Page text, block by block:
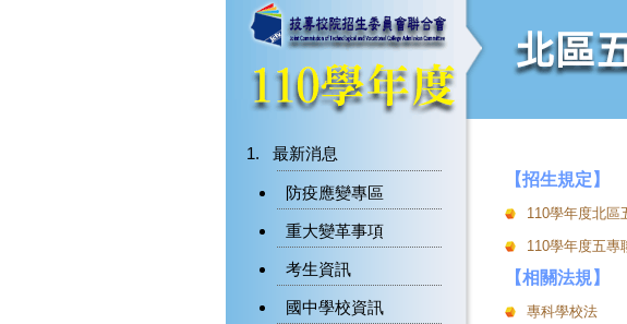
最新消息
防疫應變專區
重大變革事項
考生資訊
國中學校資訊
【招生規定】
110學年度北區
110學年度五專
【相關法規】
專科學校法